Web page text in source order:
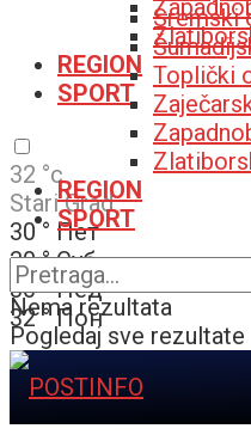
REGION
SPORT
32 °c
Stari Grad
30 ° Пет
30 ° Суб
30 ° Нед
32 ° Пон
Sremski
Toplički
REGION
SPORT
Nema rezultata
Pogledaj sve rezultate